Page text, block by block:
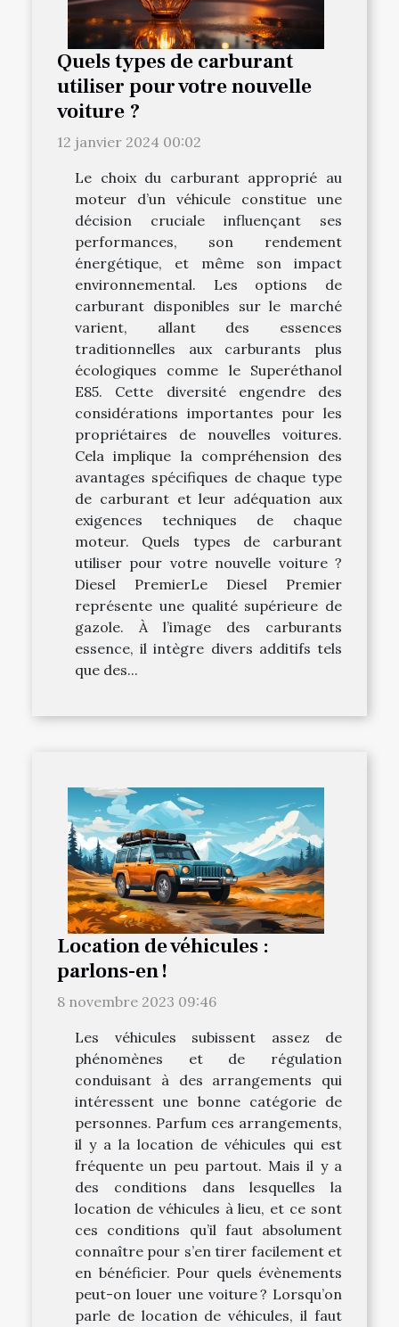
Quels types de carburant
utiliser pour votre nouvelle
voiture ?
12 janvier 2024 00:02
Le choix du carburant approprié au
moteur d’un véhicule constitue une
décision cruciale influençant ses
performances, son rendement
énergétique, et même son impact
environnemental. Les options de
carburant disponibles sur le marché
varient, allant des essences
traditionnelles aux carburants plus
écologiques comme le Superéthanol
E85. Cette diversité engendre des
considérations importantes pour les
propriétaires de nouvelles voitures.
Cela implique la compréhension des
avantages spécifiques de chaque type
de carburant et leur adéquation aux
exigences techniques de chaque
moteur. Quels types de carburant
utiliser pour votre nouvelle voiture ?
Diesel PremierLe Diesel Premier
représente une qualité supérieure de
gazole. À l’image des carburants
essence, il intègre divers additifs tels
que des...
Location de véhicules :
parlons-en !
8 novembre 2023 09:46
Les véhicules subissent assez de
phénomènes et de régulation
conduisant à des arrangements qui
intéressent une bonne catégorie de
personnes. Parfum ces arrangements,
il y a la location de véhicules qui est
fréquente un peu partout. Mais il y a
des conditions dans lesquelles la
location de véhicules à lieu, et ce sont
ces conditions qu’il faut absolument
connaître pour s’en tirer facilement et
en bénéficier. Pour quels évènements
peut-on louer une voiture ? Lorsqu’on
parle de location de véhicules, il faut